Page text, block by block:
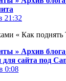
21:32
« Как
» Архив
для сайта под
0:08